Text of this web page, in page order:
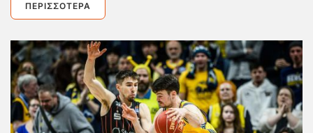
ΠΕΡΙΣΣΌΤΕΡΑ